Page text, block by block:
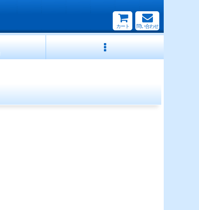
カート 問い合わせ